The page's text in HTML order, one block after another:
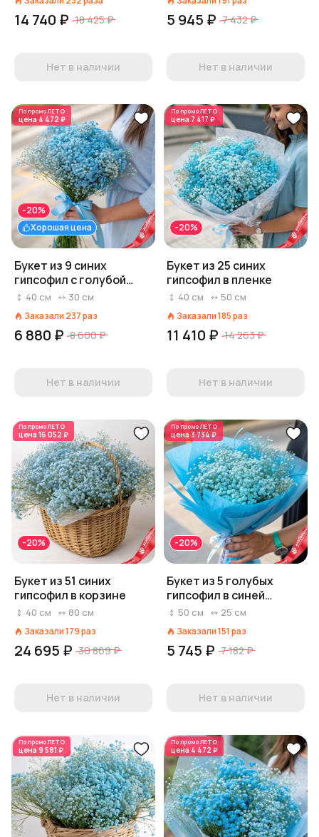
14 740 ₽ 18 425 ₽
Нет в наличии
5 945 ₽ 7 432 ₽
Нет в наличии
По промоЛЕТО
цена 4 472 ₽
Хорошая цена
-20%
Букет из 9 синих
гипсофил с голубой
лентой
40 см 30 см
Заказали 237раз
6 880 ₽ 8 600 ₽
Нет в наличии
По промоЛЕТО
цена 7 417 ₽
-20%
Букет из 25 синих
гипсофил в пленке
40 см 50 см
Заказали185раз
11 410 ₽ 14 263 ₽
Нет в наличии
По промоЛЕТО
цена 16 052 ₽
-20%
Букет из 51 синих
гипсофил в корзине
40 см 80 см
Заказали179раз
24 695 ₽ 30 869 ₽
Нет в наличии
По промоЛЕТО
цена 3 734 ₽
-20%
Букет из 5 голубых
гипсофил в синей
пленке
50 см 25 см
Заказали151 раз
5 745 ₽ 7 182 ₽
Нет в наличии
По промоЛЕТО
цена 9 581 ₽
По промоЛЕТО
цена 4 472 ₽